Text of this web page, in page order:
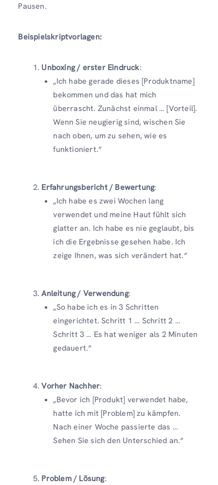
Pausen.
Beispielskriptvorlagen:
Unboxing / erster Eindruck:
„Ich habe gerade dieses [Produktname]
bekommen und das hat mich
überrascht. Zunächst einmal … [Vorteil].
Wenn Sie neugierig sind, wischen Sie
nach oben, um zu sehen, wie es
funktioniert.“
Erfahrungsbericht / Bewertung:
„Ich habe es zwei Wochen lang
verwendet und meine Haut fühlt sich
glatter an. Ich habe es nie geglaubt, bis
ich die Ergebnisse gesehen habe. Ich
zeige Ihnen, was sich verändert hat.“
Anleitung / Verwendung:
„So habe ich es in 3 Schritten
eingerichtet. Schritt 1 … Schritt 2 …
Schritt 3 … Es hat weniger als 2 Minuten
gedauert.“
Vorher Nachher:
„Bevor ich [Produkt] verwendet habe,
hatte ich mit [Problem] zu kämpfen.
Nach einer Woche passierte das …
Sehen Sie sich den Unterschied an.“
Problem / Lösung: